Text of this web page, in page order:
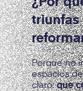
¿Por
triunfas
Porque no
espacios
claro:que